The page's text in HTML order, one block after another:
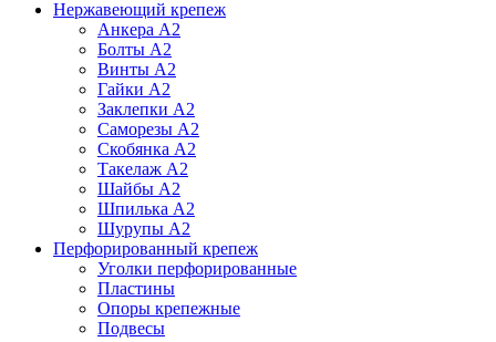
Нержавеющий крепеж
Анкера А2
Болты А2
Винты А2
Гайки А2
Заклепки А2
Саморезы А2
Скобянка А2
Такелаж А2
Шайбы А2
Шпилька А2
Шурупы А2
Перфорированный крепеж
Уголки перфорированные
Пластины
Опоры крепежные
Подвесы